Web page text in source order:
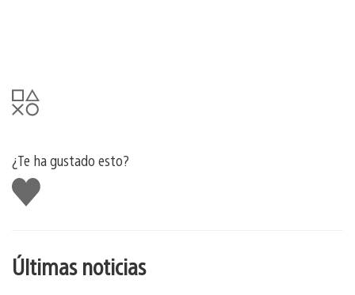
¿Te ha gustado esto?
Me
gusta
Últimas noticias